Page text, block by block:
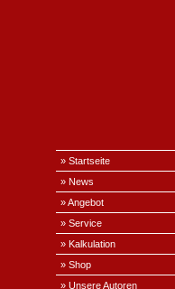
» Startseite
» News
» Angebot
» Service
» Kalkulation
» Shop
» Unsere Autoren